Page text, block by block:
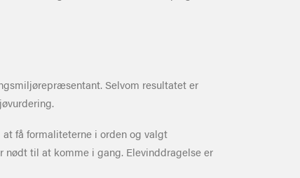
Selvom resultatet er
få formaliteterne i orden og valgt
til at komme i gang. Elevinddragelse er